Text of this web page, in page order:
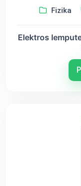
Fizika
Elektros